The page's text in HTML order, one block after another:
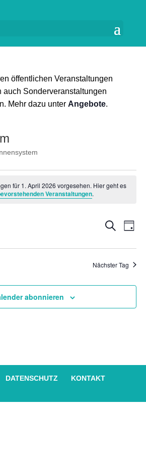
öffentlichen Veranstaltungen
auch Sonderveranstaltungen
Mehr dazu unter Angebote.
für 1. April 2026 vorgesehen. Hier geht es
Veranstaltungen.
Suche
Tag
Nächster Tag
abonnieren
DATENSCHUTZ KONTAKT